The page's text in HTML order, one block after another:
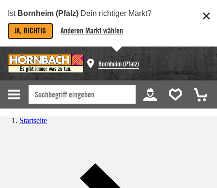
Ist Bornheim (Pfalz) Dein richtiger Markt?
JA, RICHTIG Anderen Markt wählen
Bornheim (Pfalz)
Startseite